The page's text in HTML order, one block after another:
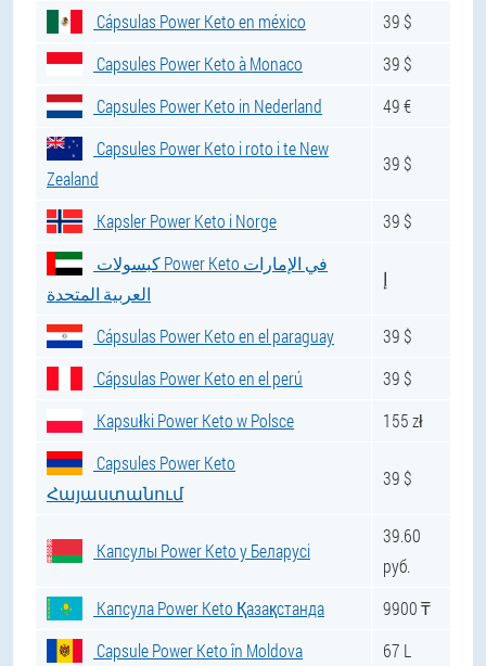
Cápsulas Power Keto en méxico
39 $
Capsules Power Keto à Monaco
39 $
Capsules Power Keto in Nederland
49 €
Capsules Power Keto i roto i te New
Zealand
39 $
Kapsler Power Keto i Norge
39 $
العربية المتحدة
إ
Cápsulas Power Keto en el paraguay
39 $
Cápsulas Power Keto en el perú
39 $
Kapsułki Power Keto w Polsce
155 zł
Capsules Power Keto
Հայաստանում
39 $
Капсулы Power Keto у Беларусі
39.60
руб.
Капсула Power Keto Қазақстанда
9900 ₸
Capsule Power Keto în Moldova
67 L